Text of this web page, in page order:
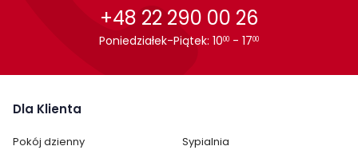
Witryna Norica firmy Meble Wójcik jest oryginalnie zapakowana
w paczkach wraz z instrukcją obsługi do samodzielnego
+48 22 290 00 26
Poniedziałek-Piątek: 1000 - 1700
Dla Klienta
Pokój dzienny
Sypialnia